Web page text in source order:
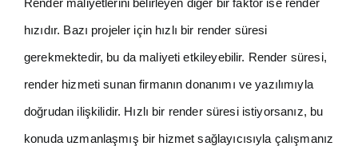
hızıdır. Bazı projeler için hızlı bir render süresi
gerekmektedir, bu da maliyeti etkileyebilir. Render süresi,
render hizmeti sunan firmanın donanımı ve yazılımıyla
doğrudan ilişkilidir. Hızlı bir render süresi istiyorsanız, bu
konuda uzmanlaşmış bir hizmet sağlayıcısıyla çalışmanız